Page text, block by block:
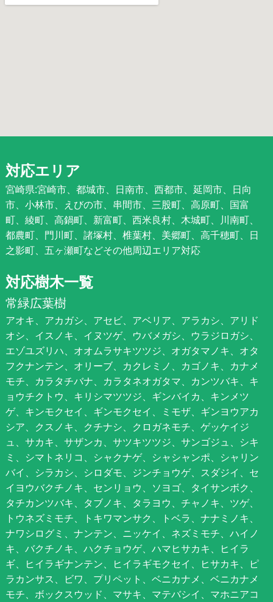
対応エリア
宮崎県:宮崎市、都城市、日南市、西都市、延岡市、日向
市、小林市、えびの市、串間市、三股町、高原町、国富
町、綾町、高鍋町、新富町、西米良村、木城町、川南町、
都農町、門川町、諸塚村、椎葉村、美郷町、高千穂町、日
之影町、五ヶ瀬町などその他周辺エリア対応
対応樹木一覧
常緑広葉樹
アオキ、アカガシ、アセビ、アベリア、アラカシ、アリド
オシ、イスノキ、イヌツゲ、ウバメガシ、ウラジロガシ、
エゾユズリハ、オオムラサキツツジ、オガタマノキ、オタ
フクナンテン、オリーブ、カクレミノ、カゴノキ、カナメ
モチ、カラタチバナ、カラタネオガタマ、カンツバキ、キ
ョウチクトウ、キリシマツツジ、ギンバイカ、キンメツ
ゲ、キンモクセイ、ギンモクセイ、ミモザ、ギンヨウアカ
シア、クスノキ、クチナシ、クロガネモチ、ゲッケイジ
ュ、サカキ、サザンカ、サツキツツジ、サンゴジュ、シキ
ミ、シマトネリコ、シャクナゲ、シャシャンポ、シャリン
バイ、シラカシ、シロダモ、ジンチョウゲ、スダジイ、セ
イヨウバクチノキ、センリョウ、ソヨゴ、タイサンボク、
タチカンツバキ、タブノキ、タラヨウ、チャノキ、ツゲ、
トウネズミモチ、トキワマンサク、トベラ、ナナミノキ、
ナワシログミ、ナンテン、ニッケイ、ネズミモチ、ハイノ
キ、バクチノキ、ハクチョウゲ、ハマヒサカキ、ヒイラ
ギ、ヒイラギナンテン、ヒイラギモクセイ、ヒサカキ、ピ
ラカンサス、ビワ、プリペット、ベニカナメ、ベニカナメ
モチ、ボックスウッド、マサキ、マテバシイ、マホニアコ